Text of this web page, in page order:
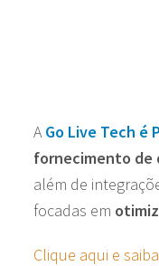
AGo Live Tech é
fornecimento de
além de
focadas em
Clique aqui e